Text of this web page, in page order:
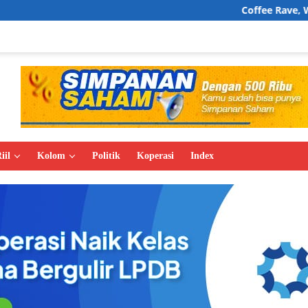
Coffee Rave, Wajah Baru
Kolom Politik Koperasi Index